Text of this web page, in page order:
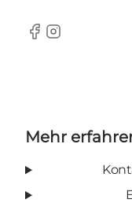
Facebook
Instagram
Mehr